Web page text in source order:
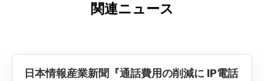
関連ニュース
日本情報産業新聞『通話費用の削減に IP電話